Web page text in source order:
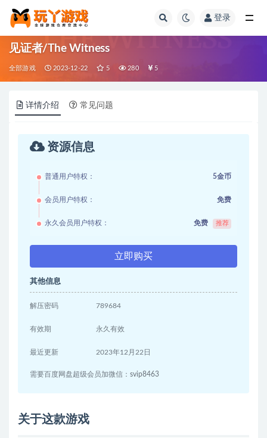
登录
见证者/The Witness
全部游戏 2023-12-22 5 280 5
详情介绍 常见问题
资源信息
普通用户特权： 5金币
会员用户特权： 免费
永久会员用户特权： 免费 推荐
立即购买
其他信息
解压密码 789684
有效期 永久有效
最近更新 2023年12月22日
需要百度网盘超级会员加微信：svip8463
关于这款游戏